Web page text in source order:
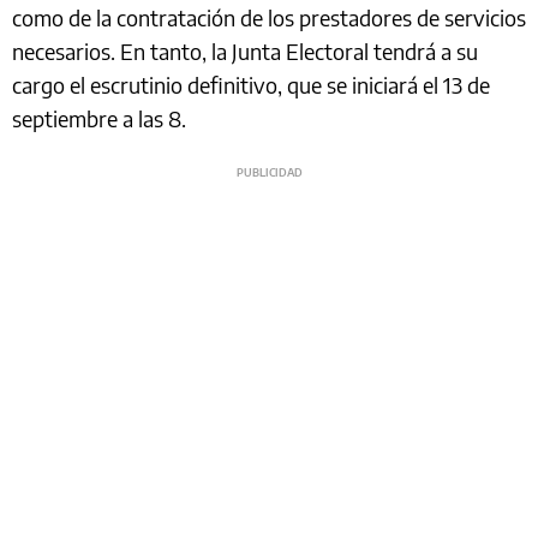
como de la contratación de los prestadores de servicios
necesarios. En tanto, la Junta Electoral tendrá a su
cargo el escrutinio definitivo, que se iniciará el 13 de
septiembre a las 8.